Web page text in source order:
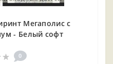
Мегаполис с
- Белый софт
0